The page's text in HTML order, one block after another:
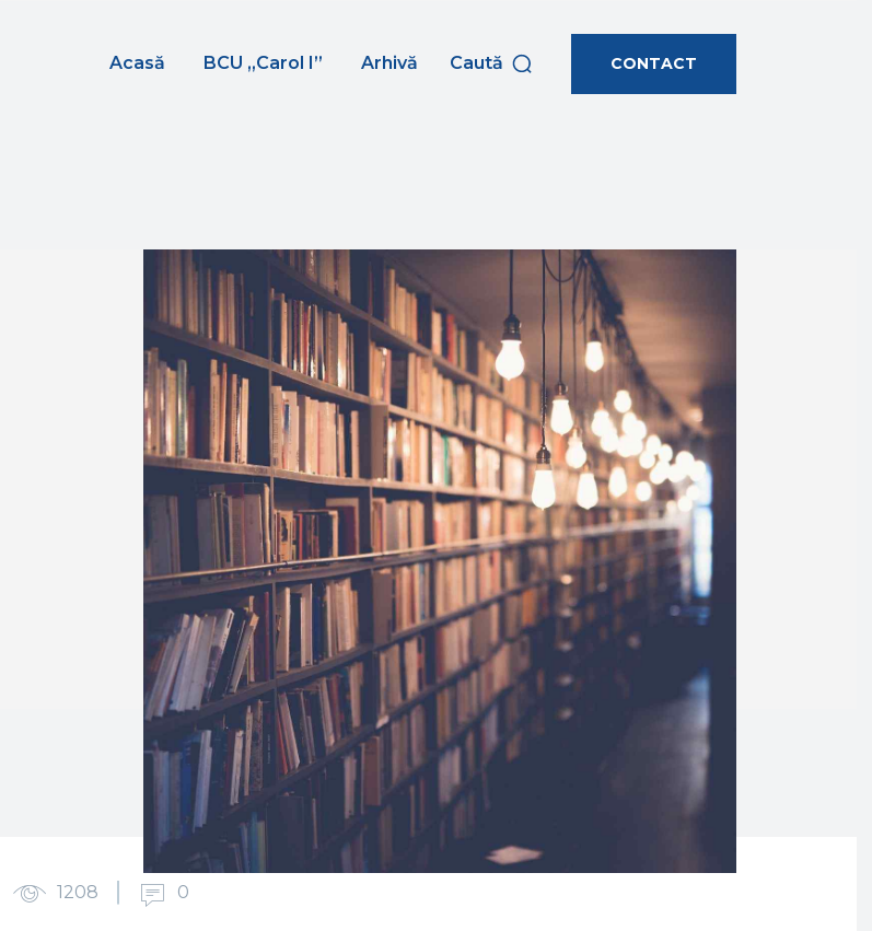
Acasă BCU „Carol I” Arhivă Caută CONTACT
1208 0